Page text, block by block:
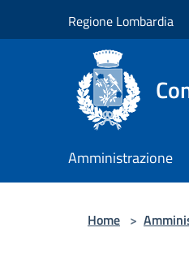
Regione Lombardia
Amministrazione
Home >